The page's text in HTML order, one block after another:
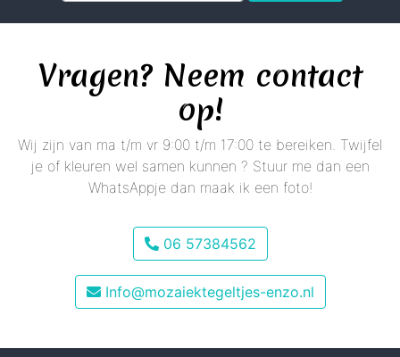
Vragen? Neem contact
op!
Wij zijn van ma t/m vr 9:00 t/m 17:00 te bereiken. Twijfel
je of kleuren wel samen kunnen ? Stuur me dan een
WhatsAppje dan maak ik een foto!
06 57384562
Info@mozaiektegeltjes-enzo.nl